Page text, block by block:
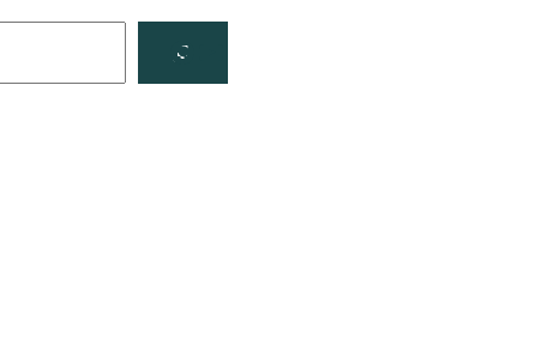
Facebook